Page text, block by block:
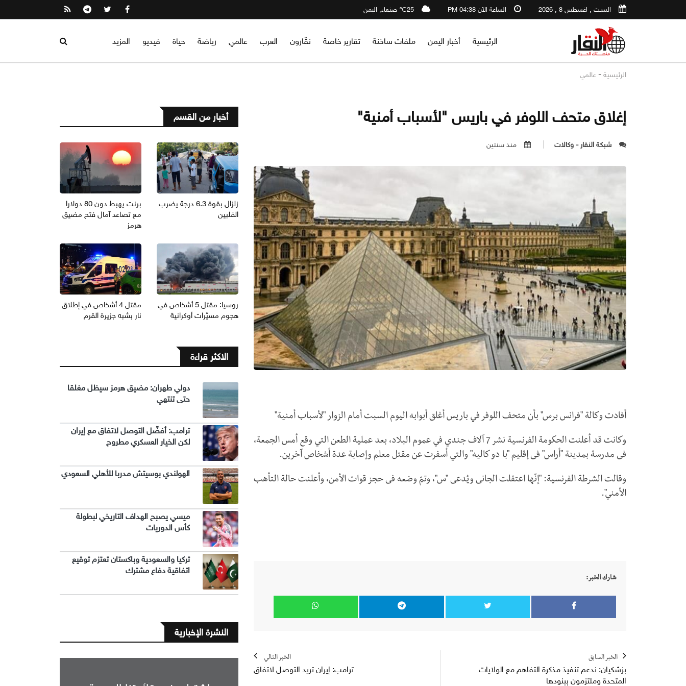
السبت , اغسطس 8 , 2026 الساعة الآن 04:38 PM 25℃ صنعاء, اليمن
الرئيسية أخبار اليمن ملفات ساخنة تقارير خاصة نقّارون العرب عالمي رياضة حياة فيديو المزيد
الرئيسية - عالمي
إغلاق متحف اللوفر في باريس "لأسباب أمنية"
شبكة النقار - وكالات منذ سنتين
أفادت وكالة "فرانس برس" بأن متحف اللوفر في باريس أغلق أبوابه اليوم السبت أمام الزوار "لأسباب أمنية"
وكانت قد أعلنت الحكومة الفرنسية نشر 7 آلاف جندي في عموم البلاد، بعد عملية الطعن التي وقع أمس الجمعة،
فى مدرسة بمدينة "أراس" فى إقليم "با دو كاليه" والتي أسفرت عن مقتل معلم وإصابة عدة أشخاص آخرين.
وقالت الشرطة الفرنسية: "إنّها اعتقلت الجانى ويُدعى "س"، وتمّ وضعه فى حجز قوات الأمن، وأعلنت حالة التأهب
الأمني".
شارك الخبر:
الخبر السابق
بزشكيان: ندعم تنفيذ مذكرة التفاهم مع الولايات
المتحدة وملتزمون ببنودها
الخبر التالي
ترامب: إيران تريد التوصل لاتفاق
أخبار من القسم
زلزال بقوة 6.3 درجة يضرب
الفلبين
برنت يهبط دون 80 دولارا
مع تصاعد آمال فتح مضيق
هرمز
روسيا: مقتل 5 أشخاص في
هجوم مسيَّرات أوكرانية
مقتل 4 أشخاص في إطلاق
نار بشبه جزيرة القرم
الاكثر قراءة
دولي طهران: مضيق هرمز سيظل مغلقا
حتى تنتهي
ترامب: أفضّل التوصل لاتفاق مع إيران
لكن الخيار العسكري مطروح
الهولندي بوسيتش مدربا للأهلي السعودي
ميسي يصبح الهداف التاريخي لبطولة
كأس الدوريات
تركيا والسعودية وباكستان تعتزم توقيع
اتفاقية دفاع مشترك
النشرة الإخبارية